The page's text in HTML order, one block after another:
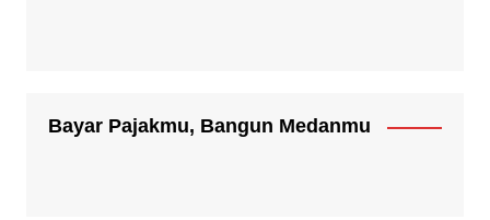
Bayar Pajakmu, Bangun Medanmu